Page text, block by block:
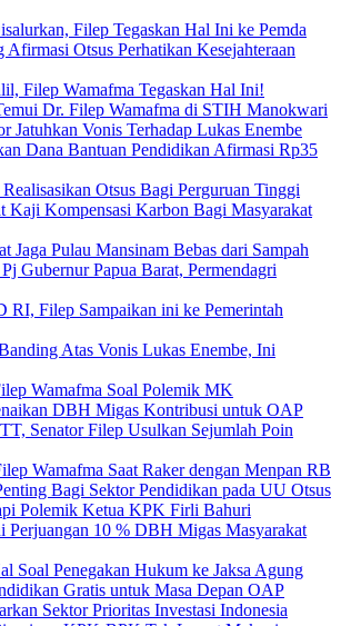
Filep Tegaskan Hal Ini ke Pemda
Afirmasi Otsus Perhatikan Kesejahteraan
Filep Wamafma Tegaskan Hal Ini!
Dr. Filep Wamafma di STIH Manokwari
Jatuhkan Vonis Terhadap Lukas Enembe
Dana Bantuan Pendidikan Afirmasi Rp35
Otsus Bagi Perguruan Tinggi
Kaji Kompensasi Karbon Bagi Masyarakat
Jaga Pulau Mansinam Bebas dari Sampah
Gubernur Papua Barat, Permendagri
RI, Filep Sampaikan ini ke Pemerintah
Atas Vonis Lukas Enembe, Ini
Wamafma Soal Polemik MK
DBH Migas Kontribusi untuk OAP
Senator Filep Usulkan Sejumlah Poin
Wamafma Saat Raker dengan Menpan RB
Bagi Sektor Pendidikan pada UU Otsus
Polemik Ketua KPK Firli Bahuri
Perjuangan 10 % DBH Migas Masyarakat
Soal Penegakan Hukum ke Jaksa Agung
Gratis untuk Masa Depan OAP
Sektor Prioritas Investasi Indonesia